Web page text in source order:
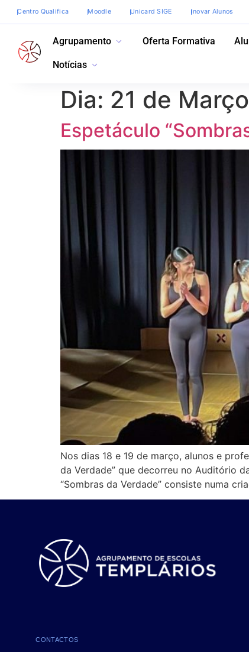
Centro Qualifica Moodle Unicard SIGE Inovar Alunos
Agrupamento Oferta Formativa
Notícias
Dia: 21 de
Espetáculo
Nos dias 18 e 19 de março, alunos e
da Verdade” que decorreu no Auditório
“Sombras da Verdade” consiste numa
CONTACTOS